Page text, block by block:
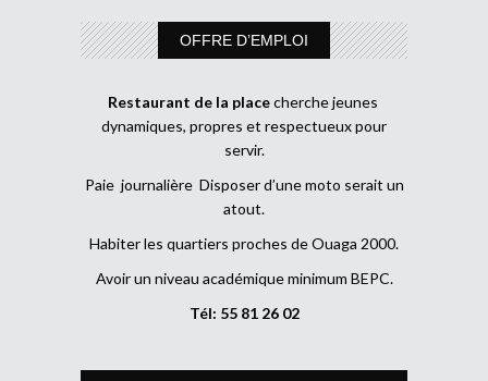
OFFRE D’EMPLOI
Restaurant de la placecherche jeunes
dynamiques, propres et respectueux pour
servir.
Paie journalière Disposer d’une moto serait un
atout.
Habiter les quartiers proches de Ouaga 2000.
Avoir un niveau académique minimum BEPC.
Tél: 55 81 26 02